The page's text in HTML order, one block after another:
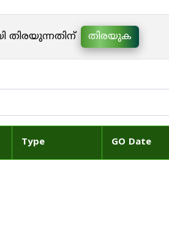
തിരയുന്നതിന് തിരയുക
Type GO Date